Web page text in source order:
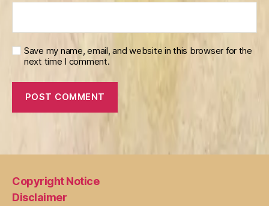
Save my name, email, and website in this browser for the
next time I comment.
Copyright Notice
Disclaimer